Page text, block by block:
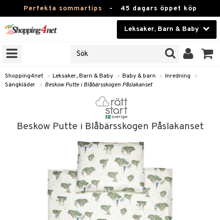
Perfekta sommartips - 45 dagars öppet köp
Leksaker, Barn & Baby
Skönhet
Kontaktlinser
Fitness
Leksaker, Barn & Baby
Varumärken
Shopping4net » Leksaker, Barn & Baby » Baby & barn » Inredning
»
Sängkläder » Beskow Putte i Blåbärsskogen Påslakanset
Beskow Putte i Blåbärsskogen Påslakanset
& Matförvaring
& Handdukar